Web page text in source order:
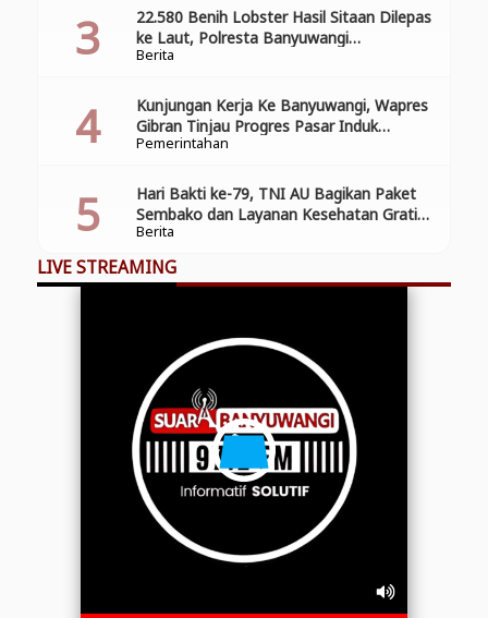
Berita
22.580 Benih Lobster Hasil Sitaan Dilepas
ke Laut, Polresta Banyuwangi
Selamatkan Aset Negara dan Ekosistem
Pemerintahan
Kunjungan Kerja Ke Banyuwangi, Wapres
Gibran Tinjau Progres Pasar Induk
Banyuwang
Berita
Hari Bakti ke-79, TNI AU Bagikan Paket
Sembako dan Layanan Kesehatan Gratis
di Banyuwangi
LIVE STREAMING